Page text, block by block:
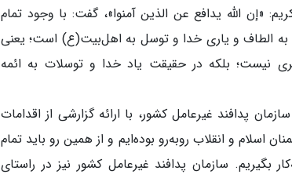
«إن الله یدافع عن الذین آمنوا»، گفت: با وجود تمام
به الطاف و یاری خدا و توسل به اهل‌بیت(ع) است؛ یعنی
نیست؛ بلکه در حقیقت یاد خدا و توسلات به ائمه
پدافند غیرعامل کشور، با ارائه گزارشی از اقدامات
اسلام و انقلاب روبه‌رو بوده‌ایم و از همین رو باید تمام
بگیریم. سازمان پدافند غیرعامل کشور نیز در راستای